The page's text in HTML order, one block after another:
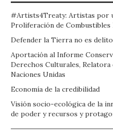
#Artists4Treaty: Artistas por
Proliferación de Combustibles
Defender la Tierra no es delito
Aportación al Informe
Derechos Culturales,
Naciones Unidas
Economía de la credibilidad
Visión socio-ecológica de la
de poder y recursos y